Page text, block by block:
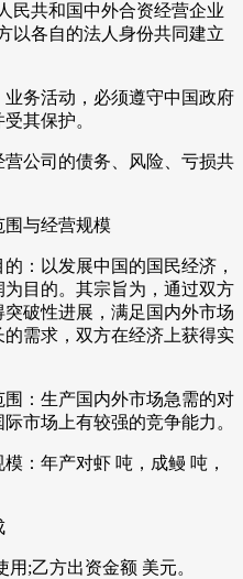
共和国中外合资经营企业
以各自的法人身份共同建立
活动，必须遵守中国政府
其保护。
司的债务、风险、亏损共
与经营规模
以发展中国的国民经济，
目的。其宗旨为，通过双方
破性进展，满足国内外市场
需求，双方在经济上获得实
生产国内外市场急需的对
市场上有较强的竞争能力。
年产对虾 吨，成鳗 吨，
乙方出资金额 美元。